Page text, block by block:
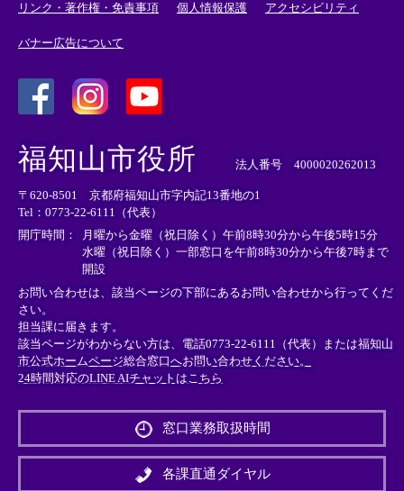
リンク・著作権・免責事項 個人情報保護 アクセシビリティ
バナー広告について
外
部
リ
ン
ク
＞
外
リ
ン
ク
＞
外
部
ン
ク
＞
福知山市役所 法人番号 4000020262013
〒620-8501 京都府福知山市字内記13番地の1
Tel：0773-22-6111（代表）
開庁時間：
月曜から金曜（祝日除く）午前8時30分から午後5時15分
水曜（祝日除く）一部窓口を午前8時30分から午後7時まで
開設
お問い合わせは、該当ページの下部にあるお問い合わせから行ってくだ
さい。
担当課に届きます。
該当ページがわからない方は、電話0773-22-6111（代表）または福知山
市公式ホームページ総合窓口へお問い合わせください。
24時間対応のLINE AIチャットはこちら
外
リ
ン
窓口業務取扱時間
各課直通ダイヤル